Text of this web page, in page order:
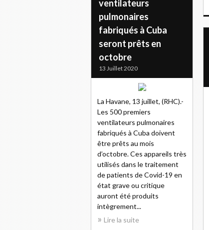
ventilateurs
pulmonaires
fabriqués à Cuba
seront prêts en
octobre
13 Juillet 2020
La Havane, 13 juillet, (RHC).-
Les 500 premiers
ventilateurs pulmonaires
fabriqués à Cuba doivent
être prêts au mois
d’octobre. Ces appareils très
utilisés dans le traitement
de patients de Covid-19 en
état grave ou critique
auront été produits
intègrement...
Lire la suite